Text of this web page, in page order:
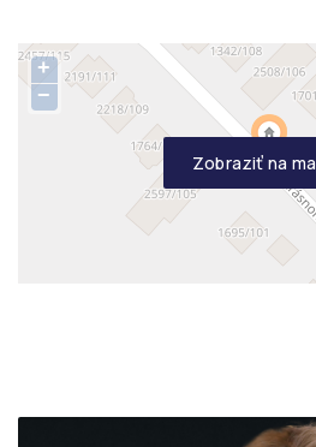
Zobraziť na
+
−